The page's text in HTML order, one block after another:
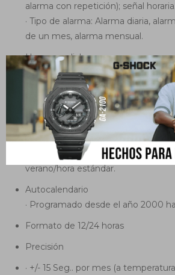
alarma con repetición); señal
· Tipo de alarma: Alarma diaria,
de un mes, alarma mensual.
Hora mundial..
· 48 ciudades (29 zonas horarias).
· Hora estándar/hora de verano.
Hora normal.
· Horas, minutos, segundos,mes,
· Zona horaria local (seleccionable
0,5 horas en el rango de -12 a
verano/hora estándar.
Autocalendario
· Programado desde el año 2000
Formato de 12/24 horas
Precisión
· +/- 15 Seg.. por mes (a